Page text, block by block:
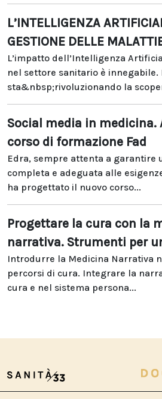
L’INTELLIGENZA
GESTIONE DELLE
L’impatto dell’Intelligenza
nel settore sanitario è innegabile.
sta&nbsp;rivoluzionando la
Social media in medicina.
corso di formazione Fad
Edra, sempre attenta a garantire
completa e adeguata alle
ha progettato il nuovo corso...
Progettare la cura con la
narrativa. Strumenti per
Introdurre la Medicina Narrativa
percorsi di cura. Integrare la
cura e nel sistema persona...